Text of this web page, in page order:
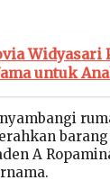
Widyasari
untuk
A